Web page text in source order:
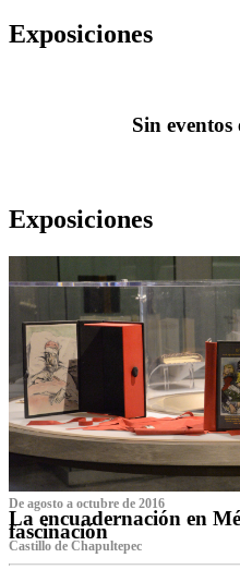
Exposiciones
Sin eventos
Exposiciones
De agosto a octubre de 2016
La encuadernación en
fascinación
Castillo de Chapultepec